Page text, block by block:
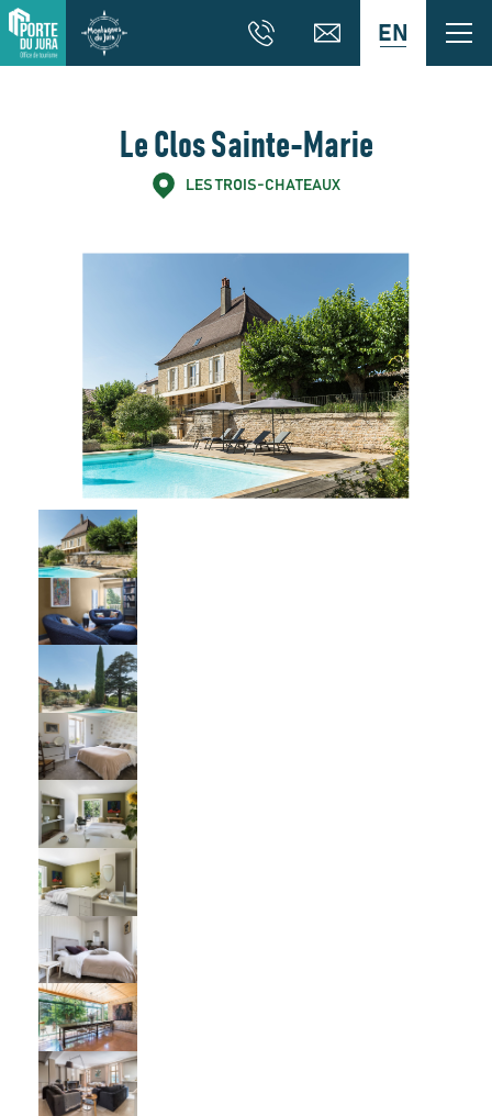
EN
Le Clos Sainte-Marie
LES TROIS-CHATEAUX